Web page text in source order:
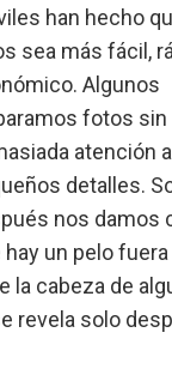
han hecho
sea más fácil,
Algunos
fotos sin
atención
detalles.
nos damos
hay un pelo fuera
la cabeza de
revela solo